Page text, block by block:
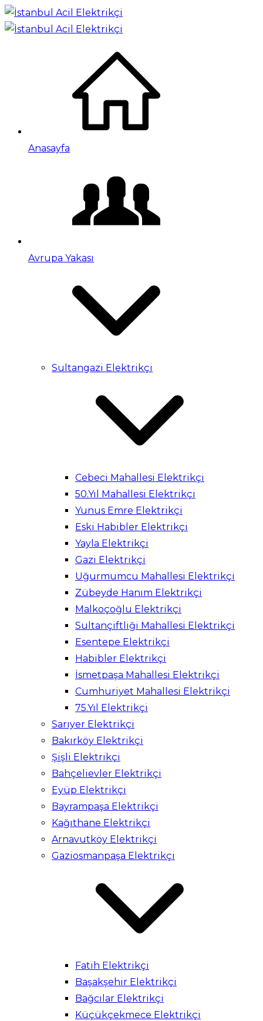
Anasayfa
Avrupa Yakası
Sultangazi Elektrikçi
Cebeci Mahallesi Elektrikçi
50.Yıl Mahallesi Elektrikçi
Yunus Emre Elektrikçi
Eski Habibler Elektrikçi
Yayla Elektrikçi
Gazi Elektrikçi
Uğurmumcu Mahallesi Elektrikçi
Zübeyde Hanım Elektrikçi
Malkoçoğlu Elektrikçi
Sultançiftliği Mahallesi Elektrikçi
Esentepe Elektrikçi
Habibler Elektrikçi
İsmetpaşa Mahallesi Elektrikçi
Cumhuriyet Mahallesi Elektrikçi
75.Yıl Elektrikçi
Sarıyer Elektrikçi
Bakırköy Elektrikçi
Şişli Elektrikçi
Bahçelievler Elektrikçi
Eyüp Elektrikçi
Bayrampaşa Elektrikçi
Kağıthane Elektrikçi
Arnavutköy Elektrikçi
Gaziosmanpaşa Elektrikçi
Fatih Elektrikçi
Başakşehir Elektrikçi
Bağcılar Elektrikçi
Küçükçekmece Elektrikçi